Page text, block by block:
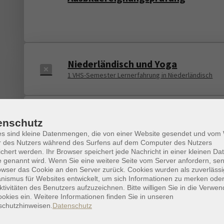
Niederländisch und Yoga
1 VHS-Semester Lernerfahrung in Niederländisch
Frauen"
Integrationskurs Deutsch für
Literalisierte A1-B1
sind kleine Datenmengen, die von einer Website gesendet und vom
des Nutzers während des Surfens auf dem Computer des Nutzers
werden. Ihr Browser speichert jede Nachricht in einer kleinen
genannt wird. Wenn Sie eine weitere Seite vom Server anfordern,
das Cookie an den Server zurück. Cookies wurden als
für Websites entwickelt, um sich Informationen zu merken
des Benutzers aufzuzeichnen. Bitte willigen Sie in die
ein. Weitere Informationen finden Sie in unseren
Datenschutz